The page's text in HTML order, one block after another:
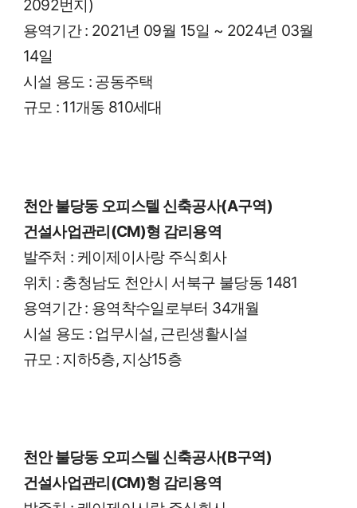
2092번지)
용역기간: 2021년 09월 15일 ~ 2024년 03월
14일
시설 용도 : 공동주택
규모 : 11개동 810세대
천안 불당동 오피스텔 신축공사(A구역)
건설사업관리(CM)형 감리용역
발주처 : 케이제이사랑 주식회사
위치 : 충청남도 천안시 서북구 불당동 1481
용역기간: 용역착수일로부터 34개월
시설 용도 : 업무시설 , 근린생활시설
규모 : 지하5층, 지상15층
천안 불당동 오피스텔 신축공사(B구역)
건설사업관리(CM)형 감리용역